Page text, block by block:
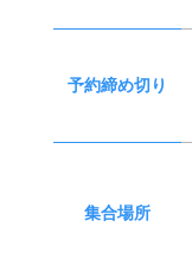
予約締め切り
集合場所